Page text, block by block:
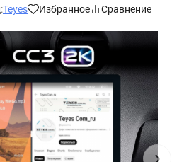
Teyes Избранное Сравнение